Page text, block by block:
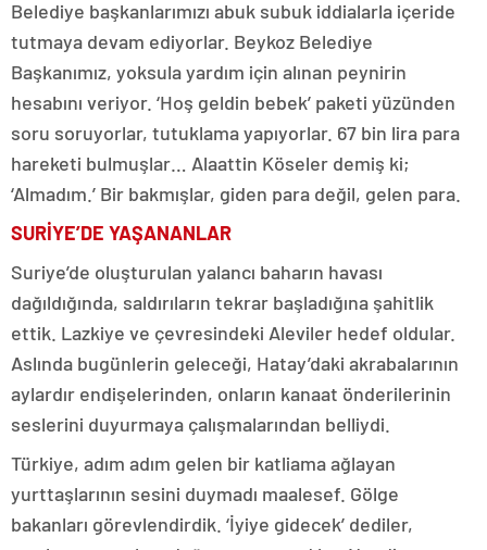
Belediye başkanlarımızı abuk subuk iddialarla içeride
tutmaya devam ediyorlar. Beykoz Belediye
Başkanımız, yoksula yardım için alınan peynirin
hesabını veriyor. ‘Hoş geldin bebek’ paketi yüzünden
soru soruyorlar, tutuklama yapıyorlar. 67 bin lira para
hareketi bulmuşlar… Alaattin Köseler demiş ki;
‘Almadım.’ Bir bakmışlar, giden para değil, gelen para.
SURİYE’DE YAŞANANLAR
Suriye’de oluşturulan yalancı baharın havası
dağıldığında, saldırıların tekrar başladığına şahitlik
ettik. Lazkiye ve çevresindeki Aleviler hedef oldular.
Aslında bugünlerin geleceği, Hatay’daki akrabalarının
aylardır endişelerinden, onların kanaat önderilerinin
seslerini duyurmaya çalışmalarından belliydi.
Türkiye, adım adım gelen bir katliama ağlayan
yurttaşlarının sesini duymadı maalesef. Gölge
bakanları görevlendirdik. ‘İyiye gidecek’ dediler,